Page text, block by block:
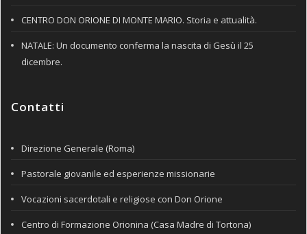
CENTRO DON ORIONE DI MONTE MARIO. Storia e attualità.
NATALE: Un documento conferma la nascita di Gesù il 25
dicembre.
Contatti
Direzione Generale (Roma)
Pastorale giovanile ed esperienze missionarie
Vocazioni sacerdotali e religiose con Don Orione
Centro di Formazione Orionina (Casa Madre di Tortona)